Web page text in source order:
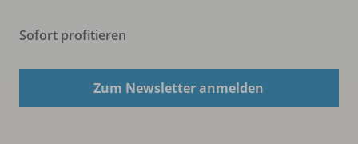
Sofort profitieren
Zum Newsletter anmelden